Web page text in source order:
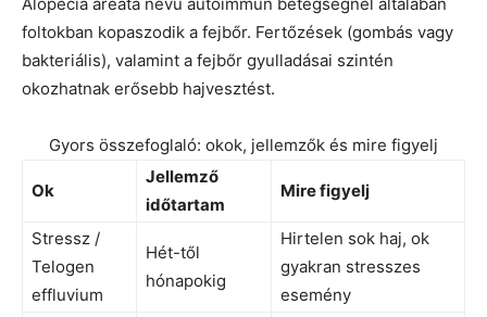
foltokban kopaszodik a fejbőr. Fertőzések (gombás vagy
bakteriális), valamint a fejbőr gyulladásai szintén
okozhatnak erősebb hajvesztést.
Gyors összefoglaló: okok, jellemzők és mire figyelj
Ok
Jellemző
időtartam
Mire figyelj
Stressz /
Telogen
effluvium
Hét-től
hónapokig
Hirtelen sok haj, ok
gyakran stresszes
esemény